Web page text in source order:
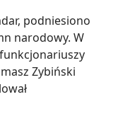
podniesiono
narodowy. W
Zybiński